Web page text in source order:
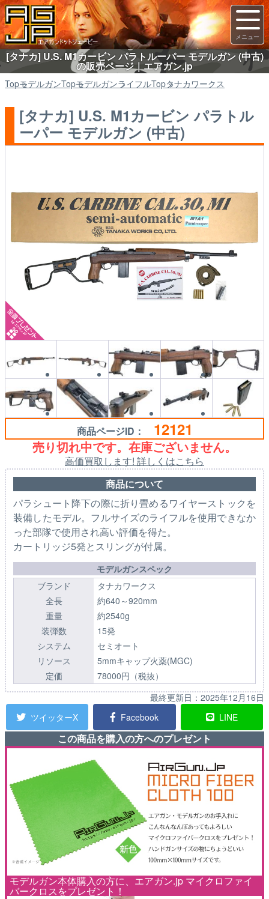
[タナカ] U.S. M1カービン パラトルーパー モデルガン (中古)
の販売ページ｜エアガン.jp
TopモデルガンTopモデルガンライフルTopタナカワークス
[タナカ] U.S. M1カービン パラトル
ーパー モデルガン (中古)
商品ページID： 12121
売り切れ中です。在庫ございません。
高価買取します! 詳しくはこちら
商品について
パラシュート降下の際に折り畳めるワイヤーストックを
装備したモデル。フルサイズのライフルを使用できなか
った部隊で使用され高い評価を得た。
カートリッジ5発とスリングが付属。
モデルガンスペック
ブランド
タナカワークス
全長
約640～920mm
重量
約2540g
装弾数
15発
システム
セミオート
リソース
5mmキャップ火薬(MGC)
定価
78000円（税抜）
最終更新日： 2025年12月16日
ツイッターX
Facebook LINE
この商品を購入の方へのプレゼント
モデルガン本体購入の方に、エアガン.jp マイクロファイ
バークロスをプレゼント！